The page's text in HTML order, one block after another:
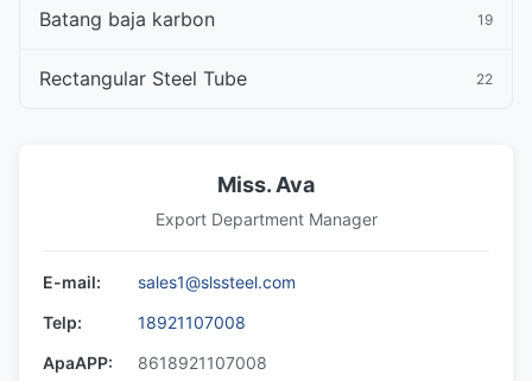
Batang baja karbon 19
Rectangular Steel Tube 22
Miss. Ava
Export Department Manager
E-mail:
sales1@slssteel.com
Telp:
18921107008
ApaAPP:
8618921107008